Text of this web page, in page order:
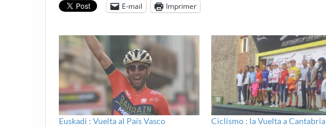
E-mail Imprimer
Euskadi : Vuelta al País Vasco
Ciclismo : la Vuelta a Cantabria